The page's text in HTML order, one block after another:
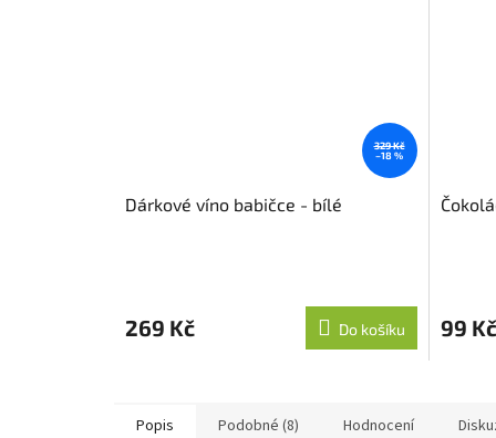
329 Kč
–18 %
Dárkové víno babičce - bílé
269 Kč Do košíku 99 Kč
Popis Podobné (8) Hodnocení